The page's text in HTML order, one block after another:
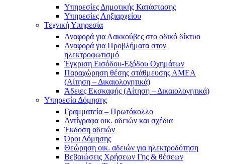
Υπηρεσίες Δημοτικής Κατάστασης
Υπηρεσίες Ληξιαρχείου
Τεχνική Υπηρεσία
Αναφορά για Λακκούβες στο οδικό δίκτυο
Αναφορά για Προβλήματα στον
ηλεκτροφωτισμό
Έγκριση Εισόδου-Εξόδου Οχημάτων
Παραχώρηση θέσης στάθμευσης ΑΜΕΑ
(Αίτηση – Δικαιολογητικά)
Άδειες Εκσκαφής (Αίτηση – Δικαιολογητικά)
Υπηρεσία Δόμησης
Γραμματεία – Πρωτόκολλο
Αντίγραφα οικ. αδειών και σχέδια
Έκδοση αδειών
Όροι Δόμησης
Θεώρηση οικ. αδειών για ηλεκτροδότηση
Βεβαιώσεις Χρήσεων Γης & θέσεων